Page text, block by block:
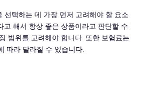
선택하는 데 가장 먼저 고려해야 할 요소
고 해서 항상 좋은 상품이라고 판단할 수
범위를 고려해야 합니다. 또한 보험료는
따라 달라질 수 있습니다.